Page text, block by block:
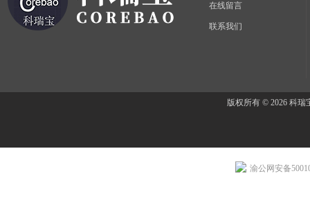
在线留言
联系我们
版权所有 © 2026 科
渝公网安备